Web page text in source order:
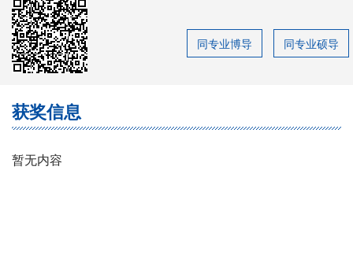
同专业博导 同专业硕导
获奖信息
暂无内容